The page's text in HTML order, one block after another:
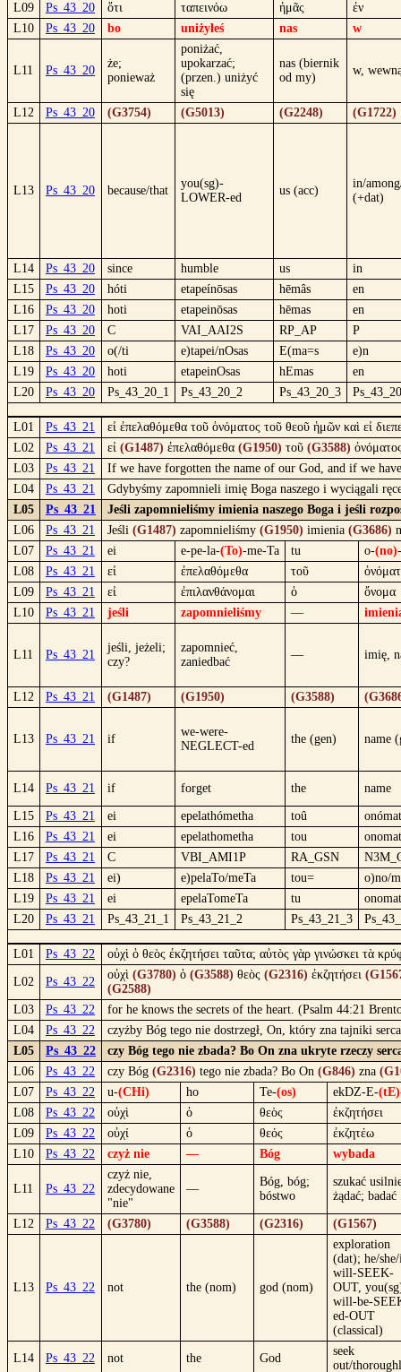
L09
Ps_43_20 ὅτι ταπεινόω ἡμᾶς
ἐν
L10
Ps_43_20 bo uniżyłeś nas w
L11 Ps_43_20
że;
ponieważ
poniżać,
upokarzać;
(przen.) uniżyć
się
nas (biernik
od my)
w,
L12 Ps_43_20 (G3754) (G5013) (G2248) (G1722)
L13 Ps_43_20 because/that
you(sg)-
LOWER-ed
us (acc)
in/
(+dat)
L14 Ps_43_20 since humble us
in
L15
Ps_43_20 hóti etapeínōsas hēmâs
en
L16
Ps_43_20 hoti etapeinōsas hēmas
en
L17
Ps_43_20 C VAI_AAI2S RP_AP
P
L18
Ps_43_20 o(/ti e)tapei/nOsas E(ma=s
e)n
L19
Ps_43_20 hoti etapeinOsas hEmas
en
L20
Ps_43_20 Ps_43_20_1 Ps_43_20_2 Ps_43_20_3
L01 Ps_43_21
εἰ ἐπελαθόμεθα τοῦ ὀνόματος τοῦ θεοῦ ἡμῶν καὶ εἰ
L02
Ps_43_21 εἰ (G1487) ἐπελαθόμεθα (G1950) τοῦ (G3588)
L03
Ps_43_21
If we have forgotten the name of our God, and if we
L04
Ps_43_21
Gdybyśmy zapomnieli imię Boga naszego i wyciągali
L05
Ps_43_21
Jeśli zapomnieliśmy imienia naszego Boga i jeśli
L06
Ps_43_21 Jeśli (G1487) zapomnieliśmy (G1950) imienia (G3686)
L07
Ps_43_21 ei e-pe-la-(To)-me-Ta tu o-(no)
L08
Ps_43_21 εἰ ἐπελαθόμεθα τοῦ
L09
Ps_43_21 εἰ ἐπιλανθάνομαι ὁ
ὄνομα
L10
Ps_43_21 jeśli zapomnieliśmy —
L11 Ps_43_21
jeśli, jeżeli;
czy?
zapomnieć,
zaniedbać
— imię,
L12 Ps_43_21 (G1487) (G1950) (G3588)
L13 Ps_43_21 if
we-were-
NEGLECT-ed
the (gen) name
L14 Ps_43_21 if forget the name
L15 Ps_43_21 ei epelathómetha toû
L16
Ps_43_21 ei epelathometha tou
L17
Ps_43_21 C VBI_AMI1P RA_GSN
L18
Ps_43_21 ei) e)pelaTo/meTa tou=
o)no/
L19
Ps_43_21 ei epelaTomeTa tu
L20
Ps_43_21 Ps_43_21_1 Ps_43_21_2 Ps_43_21_3
L01 Ps_43_22 οὐχὶ ὁ θεὸς ἐκζητήσει ταῦτα; αὐτὸς γὰρ γινώσκει τὰ
L02 Ps_43_22
οὐχὶ (G3780) ὁ (G3588) θεὸς (G2316) ἐκζητήσει
(G2588)
L03
Ps_43_22
for he knows the secrets of the heart. (Psalm 44:21
L04
Ps_43_22
czyżby Bóg tego nie dostrzegł, On, który zna tajniki
L05
Ps_43_22
czy Bóg tego nie zbada? Bo On zna ukryte rzeczy
L06
Ps_43_22 czy Bóg (G2316) tego nie zbada? Bo On (G846) zna
L07
Ps_43_22 u-(CHi) ho Te-(os) ekDZ-E-(tE)
L08
Ps_43_22 οὐχὶ ὁ θεὸς
ἐκζητήσει
L09
Ps_43_22 οὐχί ὁ θεός
ἐκζητέω
L10
Ps_43_22 czyż nie — Bóg wybada
L11 Ps_43_22
czyż nie,
zdecydowane
"nie"
—
Bóg, bóg;
bóstwo
szukać
żądać; badać
L12 Ps_43_22 (G3780) (G3588) (G2316) (G1567)
L13 Ps_43_22 not the (nom) god (nom)
exploration
(dat); he/
will-SEEK-
OUT,
will-be-
ed-OUT
(classical)
L14 Ps_43_22 not the God
seek
out/